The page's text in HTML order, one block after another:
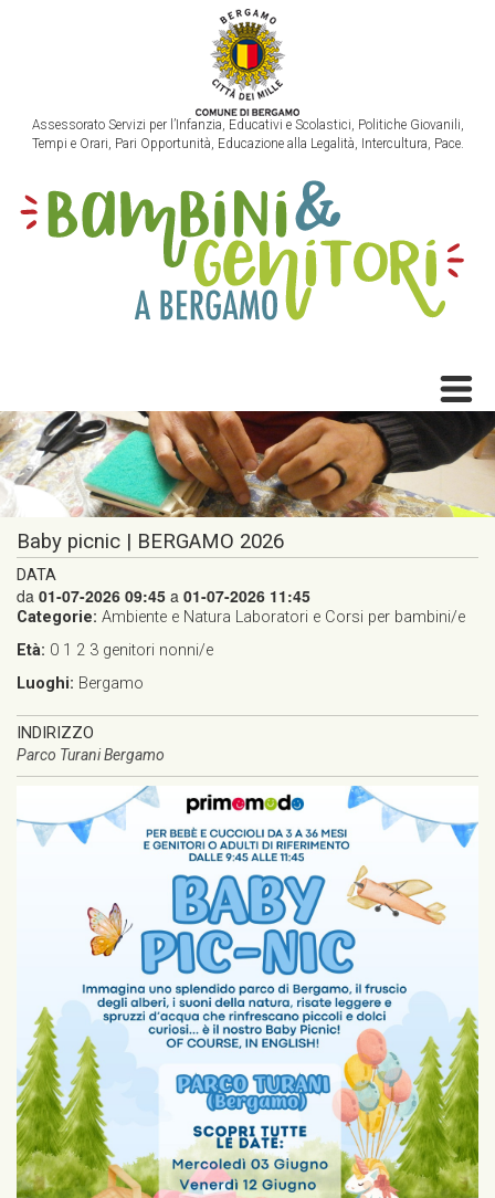
Assessorato Servizi per l’Infanzia, Educativi e Scolastici, Politiche Giovanili,
Tempi e Orari, Pari Opportunità, Educazione alla Legalità, Intercultura, Pace.
Baby picnic | BERGAMO 2026
DATA
da 01-07-2026 09:45 a 01-07-2026 11:45
Categorie: Ambiente e Natura Laboratori e Corsi per bambini/e
Età: 0 1 2 3 genitori nonni/e
Luoghi: Bergamo
INDIRIZZO
Parco Turani Bergamo